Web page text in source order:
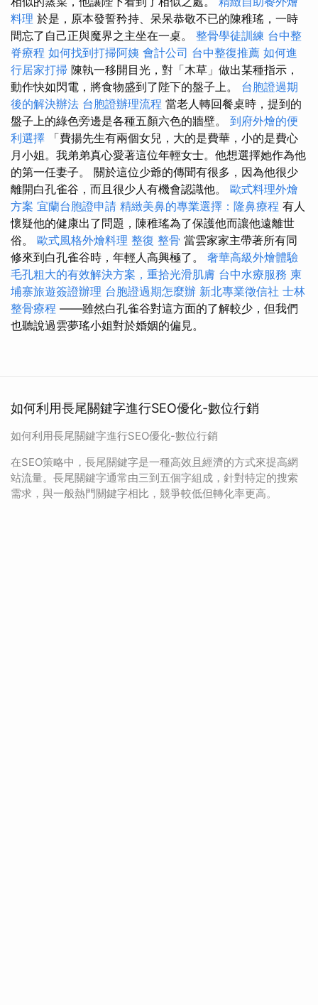
料理 於是，原本發誓矜持、呆呆恭敬不已的陳稚瑤，一時
間忘了自己正與魔界之主坐在一桌。 整骨學徒訓練 台中整
脊療程 如何找到打掃阿姨 會計公司 台中整復推薦 如何進
行居家打掃 陳執一移開目光，對「木草」做出某種指示，
動作快如閃電，將食物盛到了陛下的盤子上。 台胞證過期
後的解決辦法 台胞證辦理流程 當老人轉回餐桌時，提到的
盤子上的綠色旁邊是各種五顏六色的牆壁。 到府外燴的便
利選擇
「費揚先生有兩個女兒，大的是費華，小的是費心
月小姐。我弟弟真心愛著這位年輕女士。他想選擇她作為他
的第一任妻子。 關於這位少爺的傳聞有很多，因為他很少
離開白孔雀谷，而且很少人有機會認識他。 歐式料理外燴
方案 宜蘭台胞證申請 精緻美鼻的專業選擇：隆鼻療程 有人
懷疑他的健康出了問題，陳稚瑤為了保護他而讓他遠離世
俗。 歐式風格外燴料理 整復 整骨 當雲家家主帶著所有同
修來到白孔雀谷時，年輕人高興極了。 奢華高級外燴體驗
毛孔粗大的有效解決方案，重拾光滑肌膚 台中水療服務 柬
埔寨旅遊簽證辦理 台胞證過期怎麼辦 新北專業徵信社 士林
整骨療程 ——雖然白孔雀谷對這方面的了解較少，但我們
也聽說過雲夢瑤小姐對於婚姻的偏見。
如何利用長尾關鍵字進行SEO優化-數位行銷
如何利用長尾關鍵字進行SEO優化-數位行銷
在SEO策略中，長尾關鍵字是一種高效且經濟的方式來提高網
站流量。長尾關鍵字通常由三到五個字組成，針對特定的搜索
需求，與一般熱門關鍵字相比，競爭較低但轉化率更高。